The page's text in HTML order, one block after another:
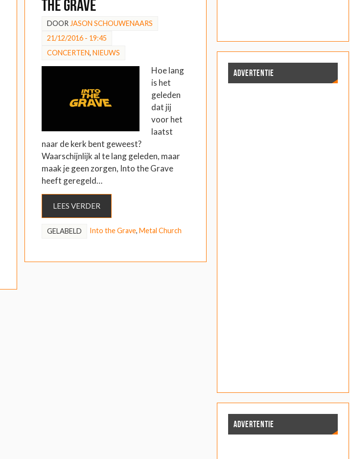
the Grave
DOOR JASON SCHOUWENAARS
21/12/2016 - 19:45
CONCERTEN, NIEUWS
Hoe lang
is het
geleden
dat jij
voor het
laatst
naar de kerk bent geweest?
Waarschijnlijk al te lang geleden, maar
maak je geen zorgen, Into the Grave
heeft geregeld…
LEES VERDER
GELABELD Into the Grave, Metal Church
ADVERTENTIE
ADVERTENTIE